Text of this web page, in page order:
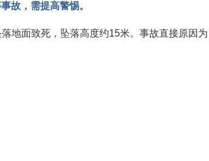
故，需提高警惕。
地面致死，坠落高度约15米。事故直接原因